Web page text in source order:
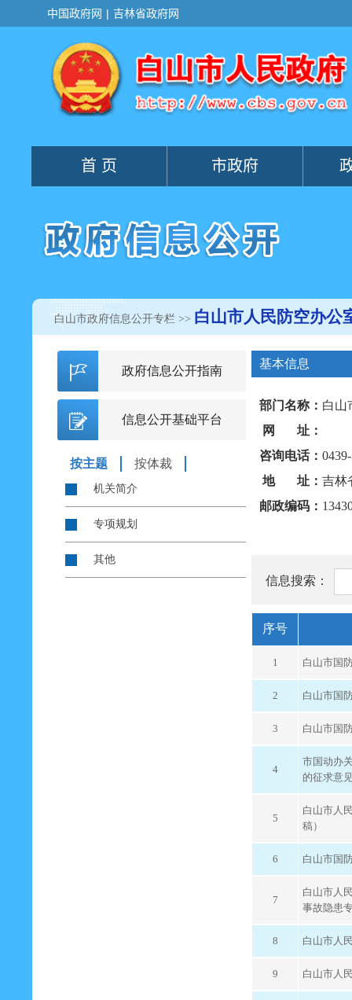
白山市政府信息公开专栏 >> 白山市人民防空办公
基本信息
部门名称： 白山
网 址：
咨询电话：
地 址： 吉林
邮政编码：
信息搜索：
序号
1 白山市国
2 白山市国
3 白山市国
4
市国动办
的征求意
5
白山市人
稿）
6 白山市国
7
白山市人
事故隐患
8 白山市人
9 白山市人
政府信息公开指南
信息公开基础平台
按主题 按体裁
机关简介
专项规划
其他